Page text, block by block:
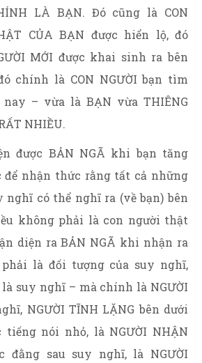
LÀ BẠN. Đó cũng là CON
CỦA BẠN được hiển lộ, đó
MỚI được khai sinh ra bên
chính là CON NGƯỜI bạn tìm
– vừa là BẠN vừa THIÊNG
NHIỀU.
được BẢN NGÃ khi bạn tăng
để nhận thức rằng tất cả những
nghĩ có thể nghĩ ra (về bạn) bên
không phải là con người thật
diện ra BẢN NGÃ khi nhận ra
là đối tượng của suy nghĩ,
suy nghĩ – mà chính là NGƯỜI
NGƯỜI TĨNH LẶNG bên dưới
tiếng nói nhỏ, là NGƯỜI NHẬN
đằng sau suy nghĩ, là NGƯỜI